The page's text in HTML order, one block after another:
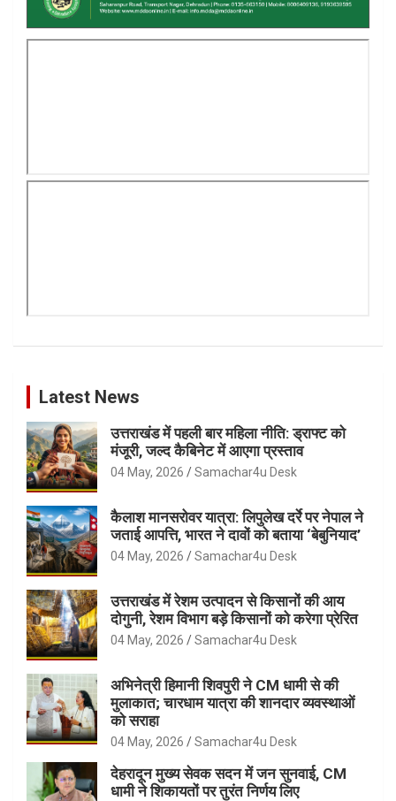
Latest News
उत्तराखंड में पहली बार महिला नीति: ड्राफ्ट को
मंजूरी, जल्द कैबिनेट में आएगा प्रस्ताव
04 May, 2026 Samachar4u Desk
कैलाश मानसरोवर यात्रा: लिपुलेख दर्रे पर नेपाल ने
जताई आपत्ति, भारत ने दावों को बताया ‘बेबुनियाद’
04 May, 2026 Samachar4u Desk
उत्तराखंड में रेशम उत्पादन से किसानों की आय
दोगुनी, रेशम विभाग बड़े किसानों को करेगा प्रेरित
04 May, 2026 Samachar4u Desk
अभिनेत्री हिमानी शिवपुरी ने CM धामी से की
मुलाकात; चारधाम यात्रा की शानदार व्यवस्थाओं
को सराहा
04 May, 2026 Samachar4u Desk
देहरादून मुख्य सेवक सदन में जन सुनवाई, CM
धामी ने शिकायतों पर तुरंत निर्णय लिए